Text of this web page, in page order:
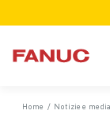
DESCRIZIONE DEL
Home / Notizie e media